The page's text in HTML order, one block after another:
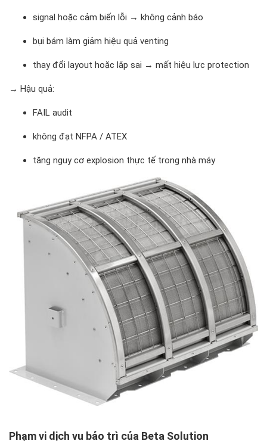
signal hoặc cảm biến lỗi → không cảnh báo
bụi bám làm giảm hiệu quả venting
thay đổi layout hoặc lắp sai → mất hiệu lực protection
→ Hậu quả:
FAIL audit
không đạt NFPA / ATEX
tăng nguy cơ explosion thực tế trong nhà máy
Phạm vi dịch vụ bảo trì của Beta Solution